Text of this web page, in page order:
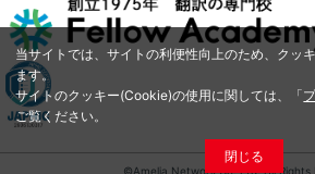
当サイトでは、サイトの利便性向上のため、クッ
ます。
サイトのクッキー(Cookie)の使用に関しては、「
ご覧ください。
閉じる
©Amelia Network Co.,Ltd. All Rights